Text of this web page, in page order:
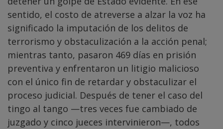
sentido, el costo de atreverse a alzar la voz ha
significado la imputación de los delitos de
terrorismo y obstaculización a la acción penal;
mientras tanto, pasaron 469 días en prisión
preventiva y enfrentaron un litigio malicioso
con el único fin de retardar y obstaculizar el
proceso judicial. Después de tener el caso del
tingo al tango —tres veces fue cambiado de
juzgado y cinco jueces intervinieron—, todos